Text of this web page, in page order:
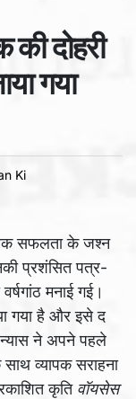
दोहरी
गया
Ki
सफलता के जश्न
प्रशंसित पत्र-
मनाई गई।
गया है और इसे द
ने अपने पहले
व्यापक सराहना
कृति वॉयसेस